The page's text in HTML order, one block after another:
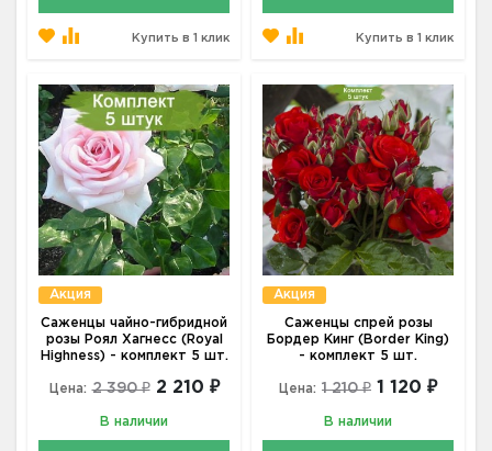
Купить в 1 клик Купить в 1 клик
Акция
Саженцы чайно-гибридной
розы Роял Хагнесс (Royal
Highness) - комплект 5 шт.
Цена: 2 390 ₽ 2 210 ₽
В наличии
Акция
Саженцы спрей розы
Бордер Кинг (Border King)
- комплект 5 шт.
Цена: 1 210 ₽ 1 120 ₽
В наличии